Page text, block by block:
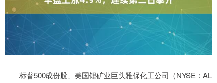
标普500成份股、美国锂矿业巨头雅保化工公司（NYSE：AL